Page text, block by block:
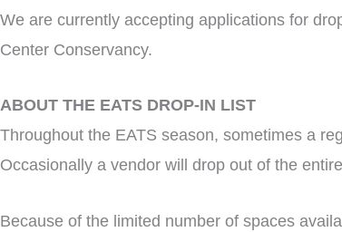
We are currently accepting applications for
Center Conservancy.
ABOUT THE EATS DROP-IN LIST
Throughout the EATS season, sometimes a
Occasionally a vendor will drop out of the
Because of the limited number of spaces